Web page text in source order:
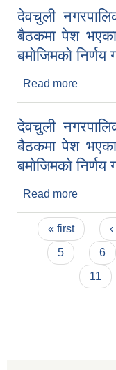
देवचुली
बैठकमा पेश
बमाेजिमकाे निर्णय
Read more
देवचुली
बैठकमा पेश
बमाेजिमकाे निर्णय
Read more
निर्णय
Pages
« first
5
6
11